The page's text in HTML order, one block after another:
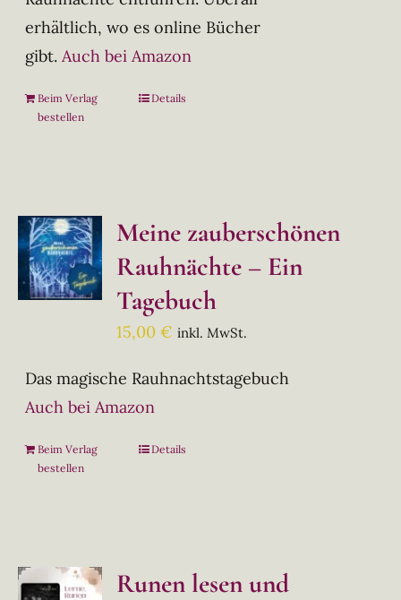
erhältlich, wo es online Bücher
gibt.Auch bei Amazon
Beim Verlag
bestellen
Details
Meine zauberschönen
Rauhnächte – Ein
Tagebuch
15,00€ inkl. MwSt.
Das magische Rauhnachtstagebuch
Auch bei Amazon
Beim Verlag
bestellen
Details
Runen lesen und